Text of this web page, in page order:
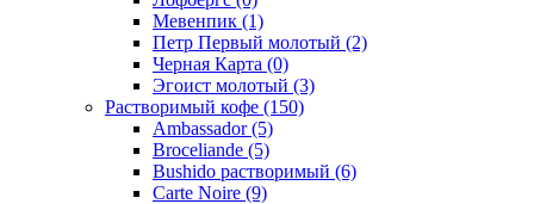
Мевенпик (1)
Петр Первый молотый (2)
Черная Карта (0)
Эгоист молотый (3)
Растворимый кофе (150)
Ambassador(5)
Broceliande (5)
Bushido растворимый (6)
Carte Noire (9)